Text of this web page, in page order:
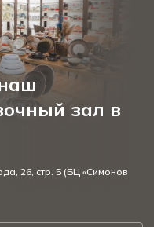
зал в
26, стр. 5 (БЦ «Симонов